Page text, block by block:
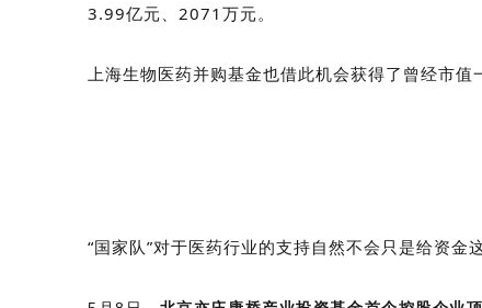
3.99亿元、2071万元。
上海生物医药并购基金也借此机会获得了曾经市值
“国家队”对于医药行业的支持自然不会只是给资金